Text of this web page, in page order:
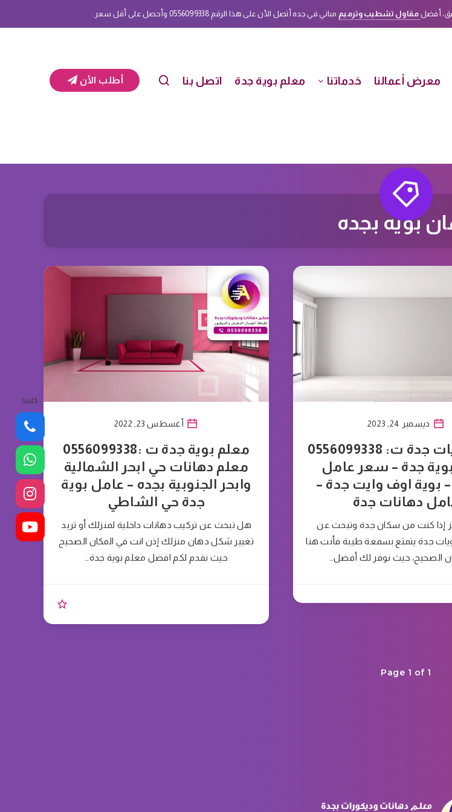
أفضل مقاول تشطيب وترميم مباني في جده أتصل الأن على هذا الرقم 0556099338 وأحصل على أقل سعر.
معرض أعمالنا خدماتنا معلم بوية جدة اتصل بنا أطلب الأن
بويه بجده
ديسمبر 24, 2023
معلم بويات جدة ت: 0556099338
جدة – سعر عامل
بوية اوف وايت جدة –
دهانات جدة
إذا كنت من سكان جدة وتبحث عن
جدة يتمتع بسمعة طيبة فأنت هنا
الصحيح، حيث نوفر لك أفضل…
أغسطس 23, 2022
معلم بوية جدة ت :0556099338
معلم دهانات حي ابحر الشمالية
وابحر الجنوبية بجده – عامل بوية
جدة حي الشاطي
هل تبحث عن تركيب دهانات داخلية لمنزلك أو تريد
تغيير شكل دهان منزلك إذن انت في المكان الصحيح
حيث نقدم لكم افضل معلم بوية جدة…
Page 1 of 1
كلمنا